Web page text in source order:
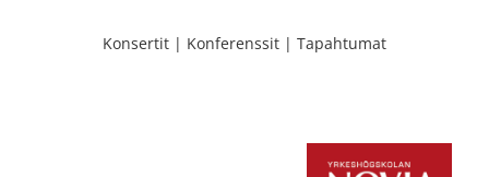
Konsertit | Konferenssit | Tapahtumat